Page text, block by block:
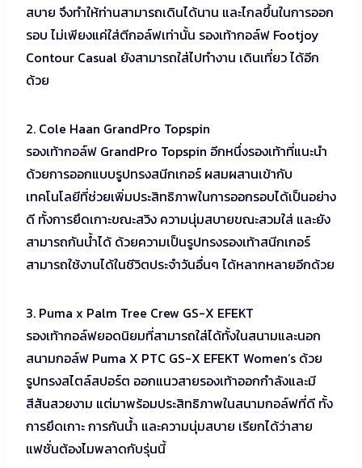
สบาย จึงทำให้ท่านสามารถเดินได้นาน และไกลขึ้นในการออก
รอบ ไม่เพียงแค่ใส่ตีกอล์ฟเท่านั้น รองเท้ากอล์ฟ Footjoy
Contour Casual ยังสามารถใส่ไปทำงาน เดินเที่ยว ได้อีก
ด้วย
2. Cole Haan GrandPro Topspin
รองเท้ากอล์ฟ GrandPro Topspin อีกหนึ่งรองเท้าที่แนะนำ
ด้วยการออกแบบรูปทรงสนีกเกอร์ ผสมผสานเข้ากับ
เทคโนโลยีที่ช่วยเพิ่มประสิทธิภาพในการออกรอบได้เป็นอย่าง
ดี ทั้งการยึดเกาะขณะสวิง ความนุ่มสบายขณะสวมใส่ และยัง
สามารถกันน้ำได้ ด้วยความเป็นรูปทรงรองเท้าสนีกเกอร์
สามารถใช้งานได้ในชีวิตประจำวันอื่นๆ ได้หลากหลายอีกด้วย
3. Puma x Palm Tree Crew GS-X EFEKT
รองเท้ากอล์ฟยอดนิยมที่สามารถใส่ได้ทั้งในสนามและนอก
สนามกอล์ฟ Puma X PTC GS-X EFEKT Women’s ด้วย
รูปทรงสไตล์สปอร์ต ออกแนวสายรองเท้าออกกำลังและมี
สีสันสวยงาม แต่มาพร้อมประสิทธิภาพในสนามกอล์ฟที่ดี ทั้ง
การยึดเกาะ การกันน้ำ และความนุ่มสบาย เรียกได้ว่าสาย
แฟชั่นต้องไมพลาดกับรุ่นนี้